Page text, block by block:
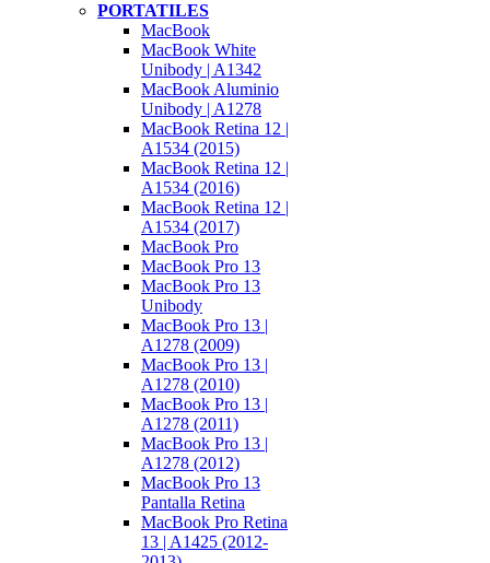
PORTATILES
MacBook
MacBook White
Unibody | A1342
MacBook Aluminio
Unibody | A1278
MacBook Retina 12 |
A1534 (2015)
MacBook Retina 12 |
A1534 (2016)
MacBook Retina 12 |
A1534 (2017)
MacBook Pro
MacBook Pro 13
MacBook Pro 13
Unibody
MacBook Pro 13 |
A1278 (2009)
MacBook Pro 13 |
A1278 (2010)
MacBook Pro 13 |
A1278 (2011)
MacBook Pro 13 |
A1278 (2012)
MacBook Pro 13
Pantalla Retina
MacBook Pro Retina
13 | A1425 (2012-